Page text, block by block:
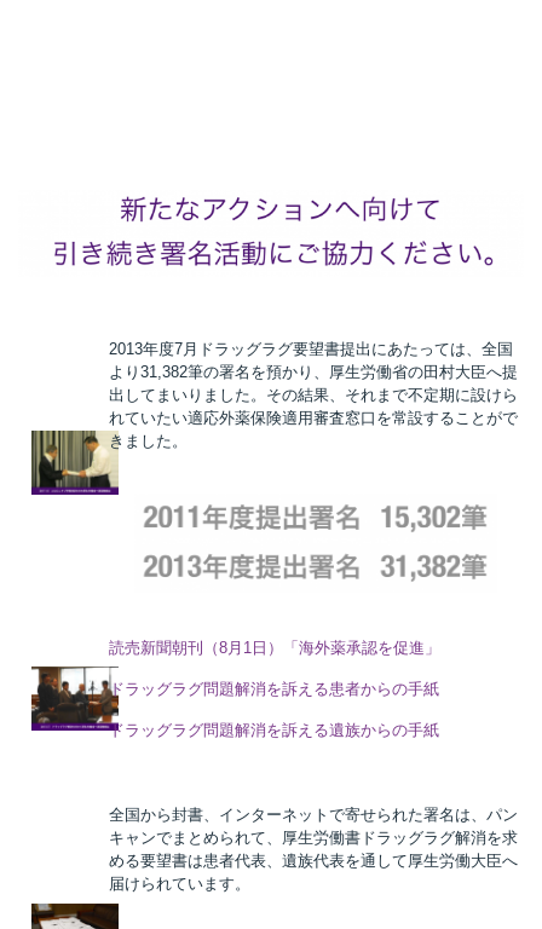
2013年度7月ドラッグラグ要望書提出にあたっては、全国
より31,382筆の署名を預かり、厚生労働省の田村大臣へ提
出してまいりました。その結果、それまで不定期に設けら
れていたい適応外薬保険適用審査窓口を常設することがで
きました。
読売新聞朝刊（8月1日）「海外薬承認を促進」
ドラッグラグ問題解消を訴える患者からの手紙
ドラッグラグ問題解消を訴える遺族からの手紙
全国から封書、インターネットで寄せられた署名は、パン
キャンでまとめられて、厚生労働書ドラッグラグ解消を求
める要望書は患者代表、遺族代表を通して厚生労働大臣へ
届けられています。